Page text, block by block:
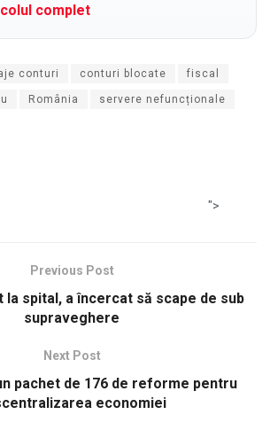
complet
conturi conturi blocate fiscal
România servere nefuncționale
">
Previous Post
la spital, a încercat să scape de sub
supraveghere
Next Post
pachet de 176 de reforme pentru
economiei